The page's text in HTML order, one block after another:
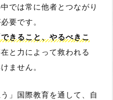
では常に他者とつながり
要です。
きること、やるべきこ
と力によって救われる
ません。
」国際教育を通して、自